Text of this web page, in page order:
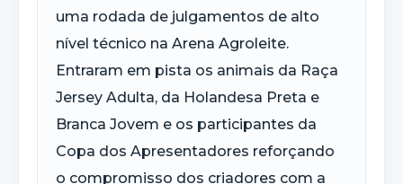
uma rodada de julgamentos de alto
nível técnico na Arena Agroleite.
Entraram em pista os animais da Raça
Jersey Adulta, da Holandesa Preta e
Branca Jovem e os participantes da
Copa dos Apresentadores reforçando
o compromisso dos criadores com a